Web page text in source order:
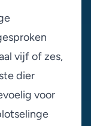
vijf of zes,
dier
voor